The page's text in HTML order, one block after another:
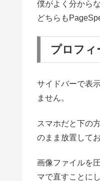
僕がよく分から
どちらも
プロフィ
サイドバーで表
ません。
スマホだと下の
のまま放置して
画像ファイルを
マで直すことに